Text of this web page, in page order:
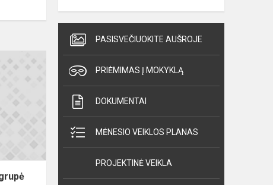
PASISVEČIUOKITE AUŠROJE
PRIĖMIMAS Į MOKYKLĄ
DOKUMENTAI
MĖNESIO VEIKLOS PLANAS
PROJEKTINĖ VEIKLA